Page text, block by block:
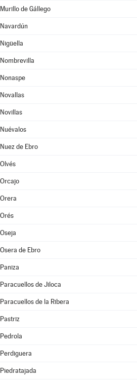
Murillo de Gállego
Navardún
Nigüella
Nombrevilla
Nonaspe
Novallas
Novillas
Nuévalos
Nuez de Ebro
Olvés
Orcajo
Orera
Orés
Oseja
Osera de Ebro
Paniza
Paracuellos de Jiloca
Paracuellos de la Ribera
Pastriz
Pedrola
Perdiguera
Piedratajada